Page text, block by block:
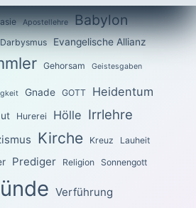
Apostellehre Babylon
Darbysmus Evangelische Allianz
Gehorsam Geistesgaben
Gnade GOTT Heidentum
Hurerei Hölle Irrlehre
Kirche Kreuz Lauheit
Prediger Religion Sonnengott
Verführung